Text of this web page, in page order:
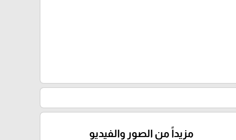
مزيداً من الصور والفيديو